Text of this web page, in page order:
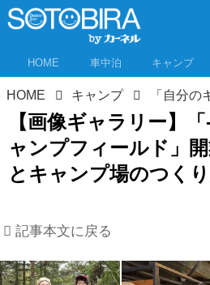
HOME 車中泊 キャンプ
HOME キャンプ
【画像ギャラリー】
ャンプフィールド」
とキャンプ場のつく
記事本文に戻る